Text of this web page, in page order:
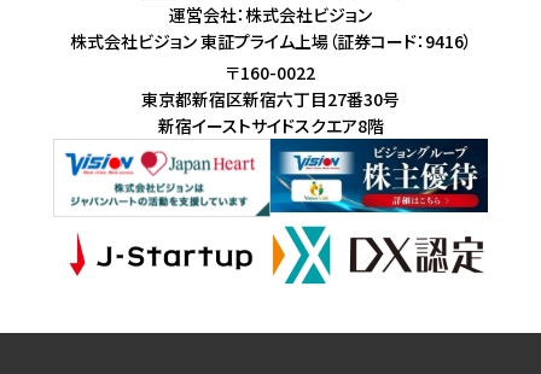
運営会社：株式会社ビジョン
株式会社ビジョン 東証プライム上場（証券コード：9416）
〒160-0022
東京都新宿区新宿六丁目27番30号
新宿イーストサイドスクエア8階